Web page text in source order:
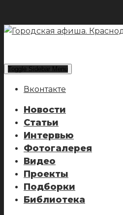
Toggle Sidebar Menu
Вконтакте
Новости
Статьи
Интервью
Фотогалерея
Видео
Проекты
Подборки
Библиотека